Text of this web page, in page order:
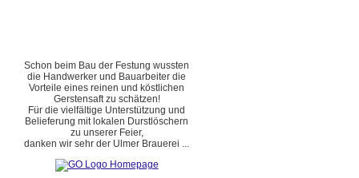
Schon beim Bau der Festung wussten
die Handwerker und Bauarbeiter die
Vorteile eines reinen und köstlichen
Gerstensaft zu schätzen!
Für die vielfältige Unterstützung und
Belieferung mit lokalen Durstlöschern
zu unserer Feier,
danken wir sehr der Ulmer Brauerei ...